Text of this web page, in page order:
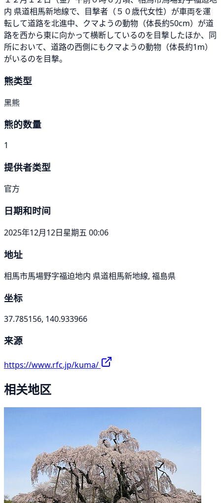
内 県道相馬新地線で、目撃者（５０歳代女性）が車両を運
転して道路を北進中、クマようの動物（体長約50cm）が道
路を西から東に向かって横断しているのを目撃したほか、同
所において、道路の西側にもクマようの動物（体長約1m）
がいるのを目撃。
熊类型
黑熊
熊的数量
1
提供者类型
官方
日期和时间
2025年12月12日星期五 00:06
地址
相馬市馬場野字福迫地内 県道相馬新地線, 福島県
坐标
37.785156, 140.933966
来源
https://www.rfc.jp/kuma/
相关地区